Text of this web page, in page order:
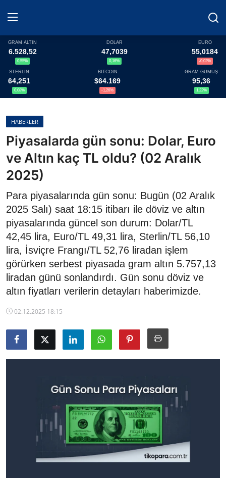
Haberler
Döviz
Altın Fiyatları
Döviz Kurları
Fonlar
Kripto Paralar
Çeviriciler
TCMB Kurları
Emtia Fiyatları
Kapalı Çarşı
Şirket Haberleri
GRAM ALTIN
6.528,52
0,55%
DOLAR
47,7039
0,16%
EURO
55,0184
-0,02%
STERLİN
64,251
0,08%
BITCOIN
$64.169
-1,26%
GRAM GÜMÜŞ
95,36
1,22%
HABERLER
Piyasalarda gün sonu: Dolar, Euro
ve Altın kaç TL oldu? (02 Aralık
2025)
Para piyasalarında gün sonu: Bugün (02 Aralık
2025 Salı) saat 18:15 itibarı ile döviz ve altın
piyasalarında güncel son durum: Dolar/TL
42,45 lira, Euro/TL 49,31 lira, Sterlin/TL 56,10
lira, İsviçre Frangı/TL 52,76 liradan işlem
görürken serbest piyasada gram altın 5.757,13
liradan günü sonlandırdı. Gün sonu döviz ve
altın fiyatları verilerin detayları haberimizde.
02.12.2025 18:15